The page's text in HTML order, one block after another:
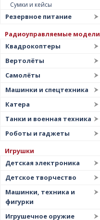
Сумки и кейсы
Резервное питание
Радиоуправляемые модели
Квадрокоптеры
Вертолёты
Самолёты
Машинки и спецтехника
Катера
Танки и военная техника
Роботы и гаджеты
Игрушки
Детская электроника
Детское творчество
Машинки, техника и
фигурки
Игрушечное оружие